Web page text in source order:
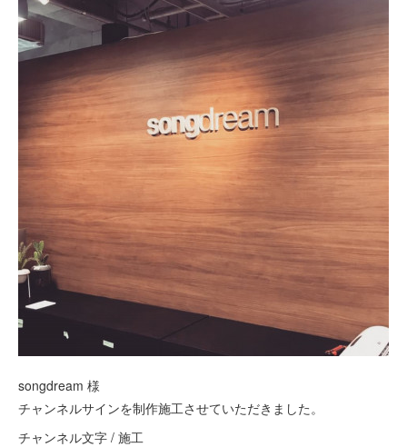
songdream 様
チャンネルサインを制作施工させていただきました。
チャンネル文字 / 施工